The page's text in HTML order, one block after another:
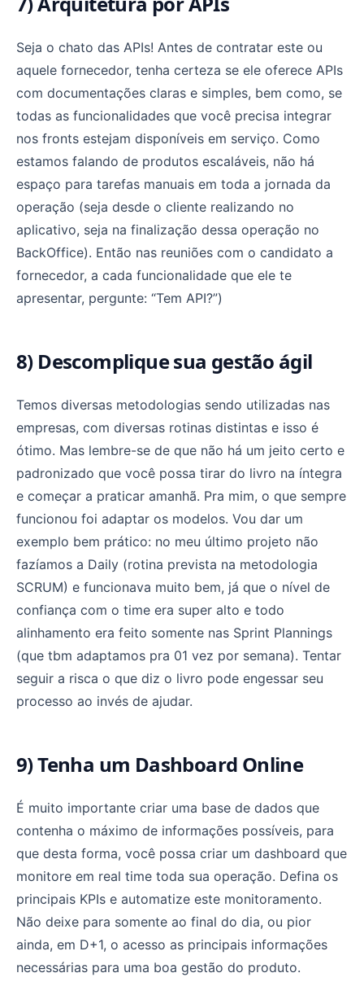
Seja o chato das APIs! Antes de contratar este ou
aquele fornecedor, tenha certeza se ele oferece APIs
com documentações claras e simples, bem como, se
todas as funcionalidades que você precisa integrar
nos fronts estejam disponíveis em serviço. Como
estamos falando de produtos escaláveis, não há
espaço para tarefas manuais em toda a jornada da
operação (seja desde o cliente realizando no
aplicativo, seja na finalização dessa operação no
BackOffice). Então nas reuniões com o candidato a
fornecedor, a cada funcionalidade que ele te
apresentar, pergunte: “Tem API?”)
8) Descomplique sua gestão ágil
Temos diversas metodologias sendo utilizadas nas
empresas, com diversas rotinas distintas e isso é
ótimo. Mas lembre-se de que não há um jeito certo e
padronizado que você possa tirar do livro na íntegra
e começar a praticar amanhã. Pra mim, o que sempre
funcionou foi adaptar os modelos. Vou dar um
exemplo bem prático: no meu último projeto não
fazíamos a Daily (rotina prevista na metodologia
SCRUM) e funcionava muito bem, já que o nível de
confiança com o time era super alto e todo
alinhamento era feito somente nas Sprint Plannings
(que tbm adaptamos pra 01 vez por semana). Tentar
seguir a risca o que diz o livro pode engessar seu
processo ao invés de ajudar.
9) Tenha um Dashboard Online
É muito importante criar uma base de dados que
contenha o máximo de informações possíveis, para
que desta forma, você possa criar um dashboard que
monitore em real time toda sua operação. Defina os
principais KPIs e automatize este monitoramento.
Não deixe para somente ao final do dia, ou pior
ainda, em D+1, o acesso as principais informações
necessárias para uma boa gestão do produto.